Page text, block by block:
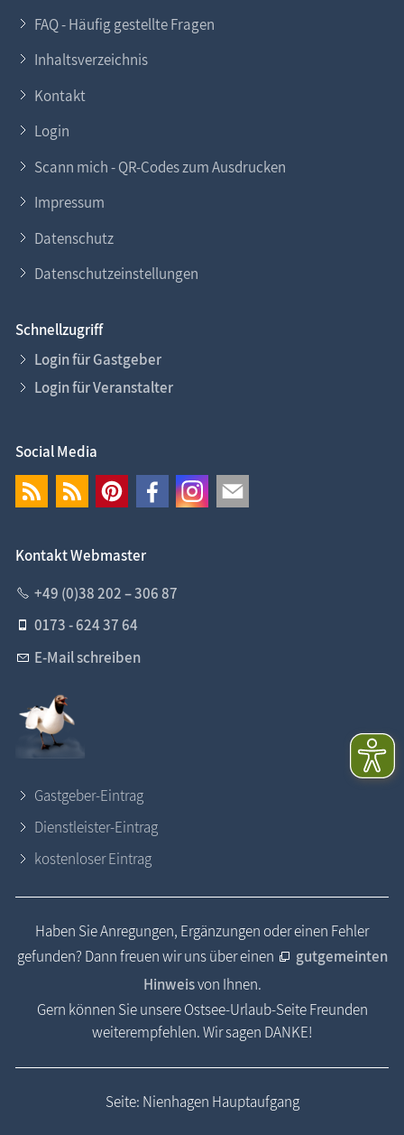
FAQ - Häufig gestellte Fragen
Inhaltsverzeichnis
Kontakt
Login
Scann mich - QR-Codes zum Ausdrucken
Impressum
Datenschutz
Datenschutzeinstellungen
Schnellzugriff
Login für Gastgeber
Login für Veranstalter
Social Media
Kontakt Webmaster
+49 (0)38 202 – 306 87
0173 - 624 37 64
E-Mail schreiben
Gastgeber-Eintrag
Dienstleister-Eintrag
kostenloser Eintrag
Haben Sie Anregungen, Ergänzungen oder einen Fehler
gefunden? Dann freuen wir uns über einen
gutgemeinten
Hinweisvon Ihnen.
Gern können Sie unsere Ostsee-Urlaub-Seite Freunden
weiterempfehlen. Wir sagen DANKE!
Seite: Nienhagen Hauptaufgang